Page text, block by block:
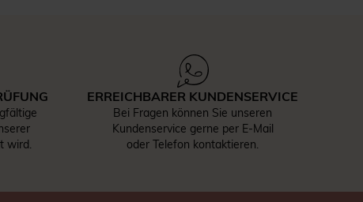
wird.
ERREICHBARER KUNDENSERVICE
Bei Fragen können Sie unseren
Kundenservice gerne per E-Mail
oder Telefon kontaktieren.